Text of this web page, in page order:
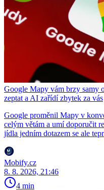
Google Mapy vám brzy samy
zeptat a AI zařídí zbytek za vás
Google proměnil Mapy v
celým větám a umí doporučit
jídla jedním dotazem se ale
Mobify.cz
8. 8. 2026, 21:46
4 min